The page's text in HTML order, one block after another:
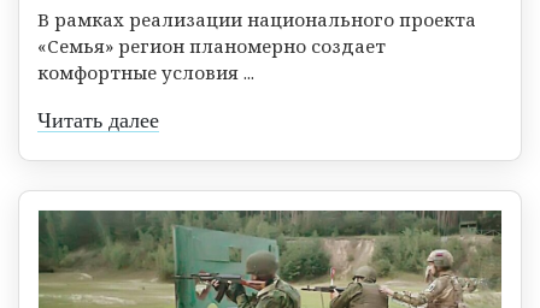
В рамках реализации национального проекта
«Семья» регион планомерно создает
комфортные условия ...
Читать далее